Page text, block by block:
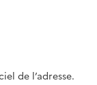
de l’adresse.